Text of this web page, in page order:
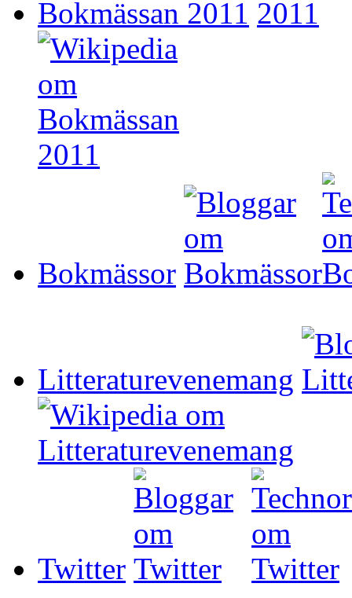
Bokmässan 2011
Bokmässor
Litteraturevenemang
Twitter